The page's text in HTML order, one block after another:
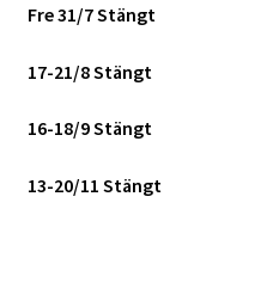
Fre 31/7 Stängt
17-21/8 Stängt
16-18/9 Stängt
13-20/11 Stängt